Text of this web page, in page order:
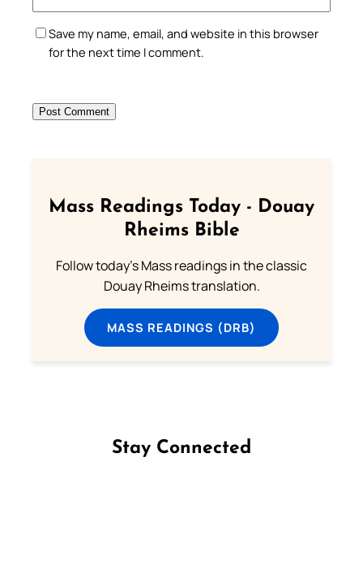
Save my name, email, and website in this browser
for the next time I comment.
Mass Readings Today - Douay
Rheims Bible
Follow today's Mass readings in the classic
Douay Rheims translation.
MASS READINGS (DRB)
Stay Connected